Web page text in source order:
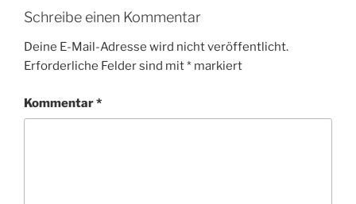
Schreibe einen Kommentar
Deine E-Mail-Adresse wird nicht veröffentlicht.
Erforderliche Felder sind mit* markiert
Kommentar*